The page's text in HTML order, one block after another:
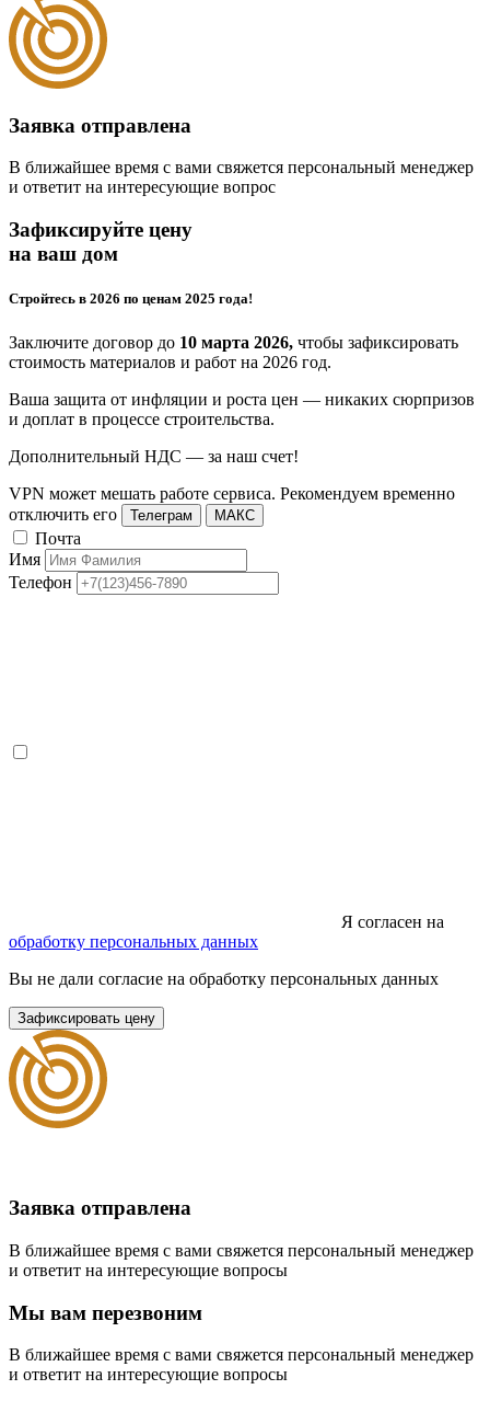
Заявка отправлена
В ближайшее время с вами свяжется персональный менеджер
и ответит на интересующие вопрос
Зафиксируйте цену
на ваш дом
Стройтесь в 2026 по ценам 2025 года!
Заключите договор до 10 марта 2026, чтобы зафиксировать
стоимость материалов и работ на 2026 год.
Ваша защита от инфляции и роста цен — никаких сюрпризов
и доплат в процессе строительства.
Дополнительный НДС — за наш счет!
VPN может мешать работе сервиса. Рекомендуем временно
отключить его
Телеграм МАКС
Почта
Имя
Телефон
Я согласен на
обработку персональных данных
Вы не дали согласие на обработку персональных данных
Зафиксировать цену
Заявка отправлена
В ближайшее время с вами свяжется персональный менеджер
и ответит на интересующие вопросы
Мы вам перезвоним
В ближайшее время с вами свяжется персональный менеджер
и ответит на интересующие вопросы